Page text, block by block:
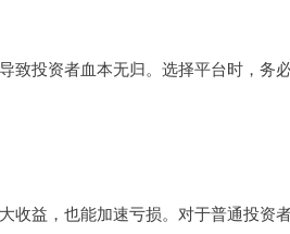
致投资者血本无归。选择平台时，务
收益，也能加速亏损。对于普通投资